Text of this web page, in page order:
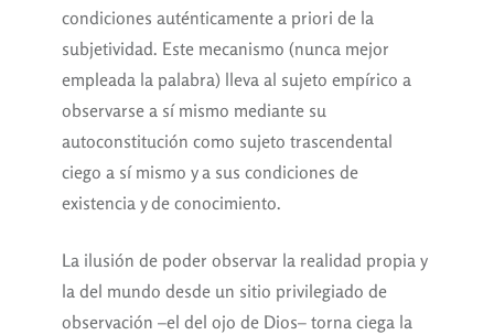
condiciones auténticamente a priori de la
subjetividad. Este mecanismo (nunca mejor
empleada la palabra) lleva al sujeto empírico a
observarse a sí mismo mediante su
autoconstitución como sujeto trascendental
ciego a sí mismo y a sus condiciones de
existencia y de conocimiento.
La ilusión de poder observar la realidad propia y
la del mundo desde un sitio privilegiado de
observación –el del ojo de Dios– torna ciega la